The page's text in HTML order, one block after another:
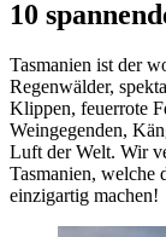
10
Tasmanien ist der
Regenwälder,
Klippen, feuerrote
Weingegenden,
Luft der Welt. Wir
Tasmanien, welche
einzigartig machen!